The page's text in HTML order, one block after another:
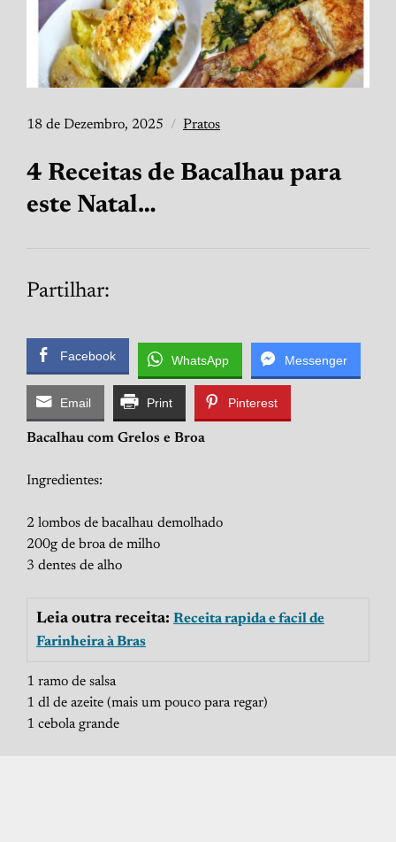
18 de Dezembro, 2025 Pratos
4 Receitas de Bacalhau para
este Natal…
Partilhar:
Facebook WhatsApp Messenger
Email Print Pinterest
Bacalhau com Grelos e Broa
Ingredientes:
2 lombos de bacalhau demolhado
200g de broa de milho
3 dentes de alho
Leia outra receita: Receita rapida e facil de
Farinheira à Bras
1 ramo de salsa
1 dl de azeite (mais um pouco para regar)
1 cebola grande